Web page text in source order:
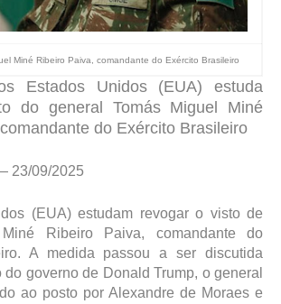
Miné Ribeiro Paiva, comandante do Exército Brasileiro
Estados Unidos (EUA) estuda
do general Tomás Miguel Miné
do Exército Brasileiro
23/09/2025
(EUA) estudam revogar o visto de
Ribeiro Paiva, comandante do
A medida passou a ser discutida
do governo de Donald Trump, o general
ao posto por Alexandre de Moraes e